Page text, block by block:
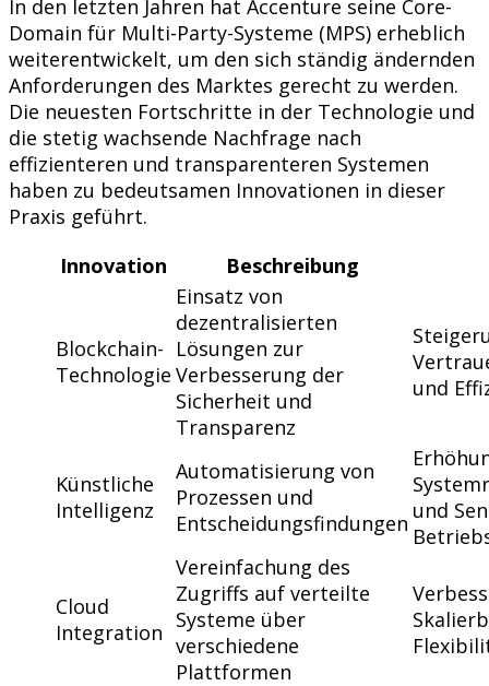
In den letzten Jahren hat Accenture seine Core-
Domain für Multi-Party-Systeme (MPS) erheblich
weiterentwickelt, um den sich ständig ändernden
Anforderungen des Marktes gerecht zu werden.
Die neuesten Fortschritte in der Technologie und
die stetig wachsende Nachfrage nach
effizienteren und transparenteren Systemen
haben zu bedeutsamen Innovationen in dieser
Praxis geführt.
Innovation
Beschreibung
Blockchain-
Technologie
Einsatz von
dezentralisierten
Lösungen zur
Verbesserung der
Sicherheit und
Transparenz
und
Künstliche
Intelligenz
Automatisierung von
Prozessen und
Entscheidungsfindungen und
Cloud
Integration
Vereinfachung des
Zugriffs auf verteilte
Systeme über
verschiedene
Plattformen